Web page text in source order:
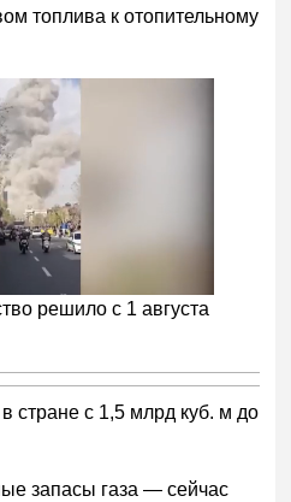
топлива к отопительному
решило с 1 августа
стране с 1,5 млрд куб. м до
запасы газа — сейчас